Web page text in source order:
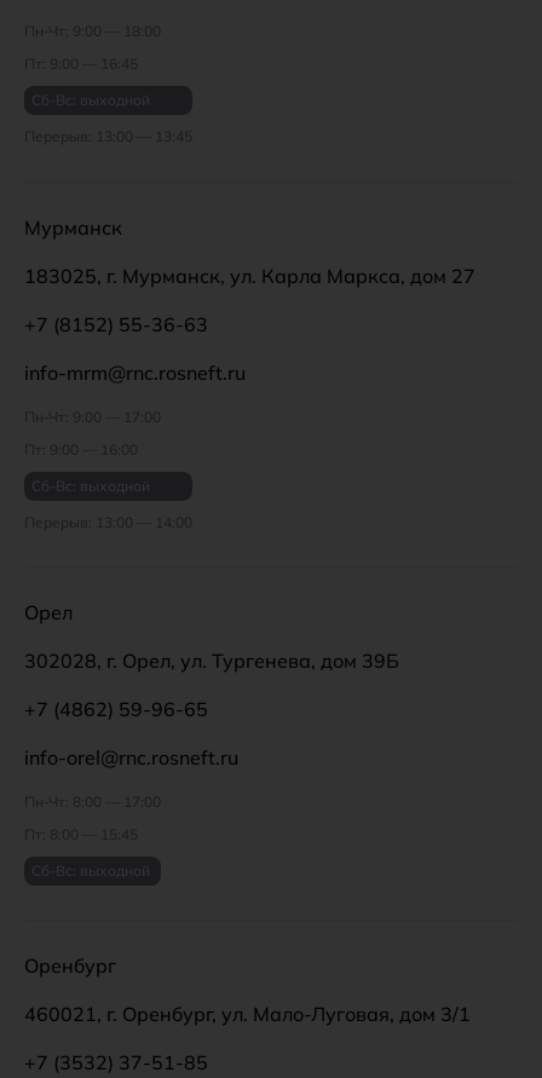
Пн-Чт: 9:00 — 18:00
Пт: 9:00 — 16:45
Сб-Вс: выходной
Перерыв: 13:00 — 13:45
Мурманск
183025, г. Мурманск, ул. Карла Маркса, дом 27
+7 (8152) 55-36-63
info-mrm@rnc.rosneft.ru
Пн-Чт: 9:00 — 17:00
Пт: 9:00 — 16:00
Сб-Вс: выходной
Перерыв: 13:00 — 14:00
Орел
302028, г. Орел, ул. Тургенева, дом 39Б
+7 (4862) 59-96-65
info-orel@rnc.rosneft.ru
Пн-Чт: 8:00 — 17:00
Пт: 8:00 — 15:45
Сб-Вс: выходной
Оренбург
460021, г. Оренбург, ул. Мало-Луговая, дом 3/1
+7 (3532) 37-51-85